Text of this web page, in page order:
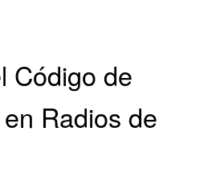
Código de
Radios de